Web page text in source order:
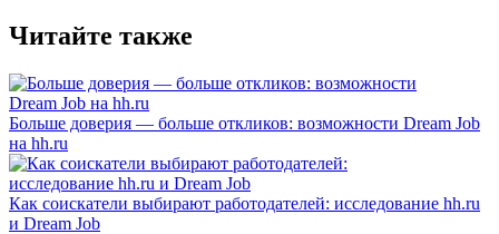
Читайте также
Больше доверия — больше откликов: возможности Dream Job
на hh.ru
Как соискатели выбирают работодателей: исследование hh.ru
и Dream Job